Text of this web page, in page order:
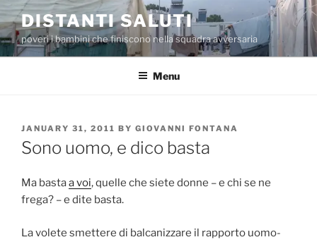
Skip
to
content
DISTANTI SALUTI
poveri i bambini che finiscono nella squadra avversaria
Menu
POSTED
ON
JANUARY 31, 2011 BY GIOVANNI FONTANA
Sono uomo, e dico basta
Ma bastaa voi, quelle che siete donne – e chi se ne
frega? – e dite basta.
La volete smettere di balcanizzare il rapporto uomo-